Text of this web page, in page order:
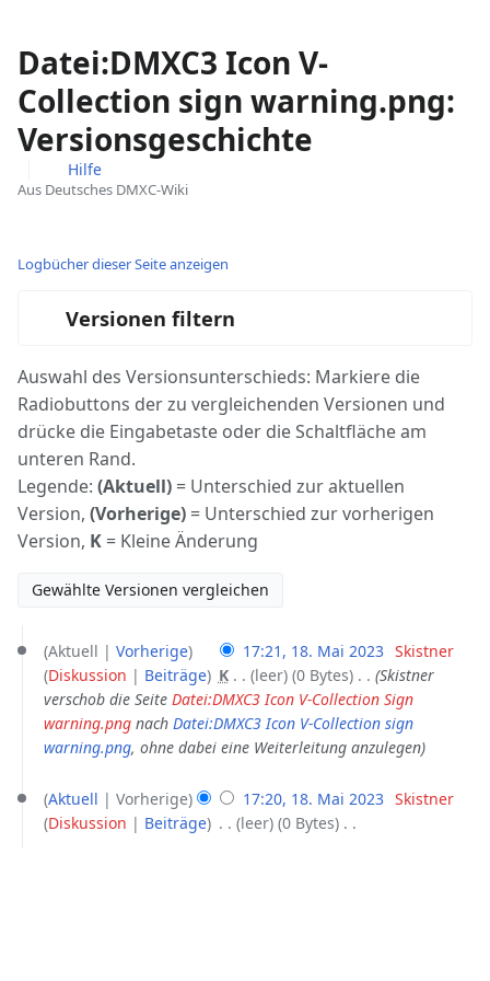
Datei:DMXC3 Icon V-
Collection sign warning.png:
Versionsgeschichte
Hilfe
Aus Deutsches DMXC-Wiki
Logbücher dieser Seite anzeigen
Versionen filtern
Auswahl des Versionsunterschieds: Markiere die
Radiobuttons der zu vergleichenden Versionen und
drücke die Eingabetaste oder die Schaltfläche am
unteren Rand.
Legende: (Aktuell) = Unterschied zur aktuellen
Version, (Vorherige) = Unterschied zur vorherigen
Version, K = Kleine Änderung
Mai
2023
Aktuell Vorherige 17:21, 18. Mai 2023 Skistner
Diskussion
Beiträge K leer 0 Bytes ‎
Skistner
verschob die Seite Datei:DMXC3 Icon V-Collection Sign
warning.png nach Datei:DMXC3 Icon V-Collection sign
warning.png, ohne dabei eine Weiterleitung anzulegen
Aktuell Vorherige 17:20, 18. Mai 2023 Skistner
Diskussion
Beiträge leer 0 Bytes ‎